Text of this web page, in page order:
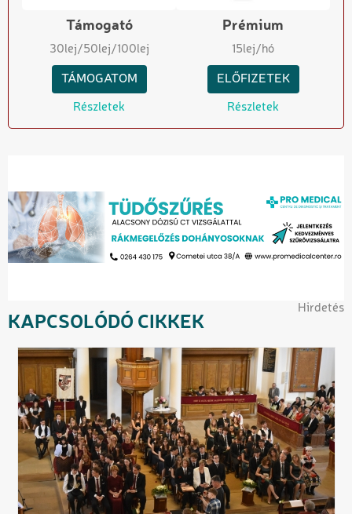
Támogató
30lej/50lej/100lej
TÁMOGATOM
Részletek
Prémium
15lej/hó
ELŐFIZETEK
Részletek
Hirdetés
KAPCSOLÓDÓ CIKKEK